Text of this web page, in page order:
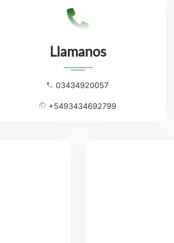
Llamanos
03434920057
+5493434692799